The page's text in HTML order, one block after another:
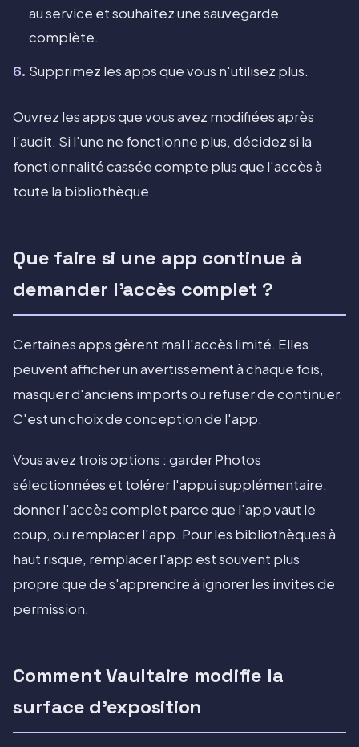
au service et souhaitez une sauvegarde
complète.
Supprimez les apps que vous n'utilisez plus.
Ouvrez les apps que vous avez modifiées après
l'audit. Si l'une ne fonctionne plus, décidez si la
fonctionnalité cassée compte plus que l'accès à
toute la bibliothèque.
Que faire si une app continue à
demander l'accès complet ?
Certaines apps gèrent mal l'accès limité. Elles
peuvent afficher un avertissement à chaque fois,
masquer d'anciens imports ou refuser de continuer.
C'est un choix de conception de l'app.
Vous avez trois options : garder Photos
sélectionnées et tolérer l'appui supplémentaire,
donner l'accès complet parce que l'app vaut le
coup, ou remplacer l'app. Pour les bibliothèques à
haut risque, remplacer l'app est souvent plus
propre que de s'apprendre à ignorer les invites de
permission.
Comment Vaultaire modifie la
surface d'exposition